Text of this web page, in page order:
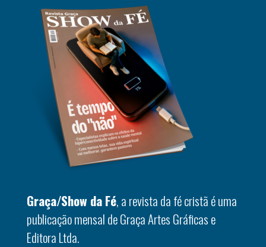
Graça/Show da Fé, a revista da fé cristã é uma
publicação mensal de Graça Artes Gráficas e
Editora Ltda.